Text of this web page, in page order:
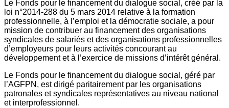
Le Fonds pour le financement du dialogue social, créé par la
loi n°2014-288 du 5 mars 2014 relative à la formation
professionnelle, à l’emploi et la démocratie sociale, a pour
mission de contribuer au financement des organisations
syndicales de salariés et des organisations professionnelles
d’employeurs pour leurs activités concourant au
développement et à l’exercice de missions d’intérêt général.
Le Fonds pour le financement du dialogue social, géré par
l’AGFPN, est dirigé paritairement par les organisations
patronales et syndicales représentatives au niveau national
et interprofessionnel.